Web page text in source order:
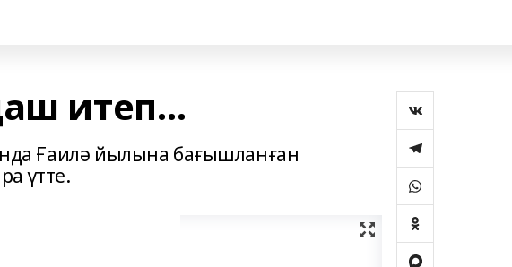
итеп…
Ғаилә йылына бағышланған
үтте.